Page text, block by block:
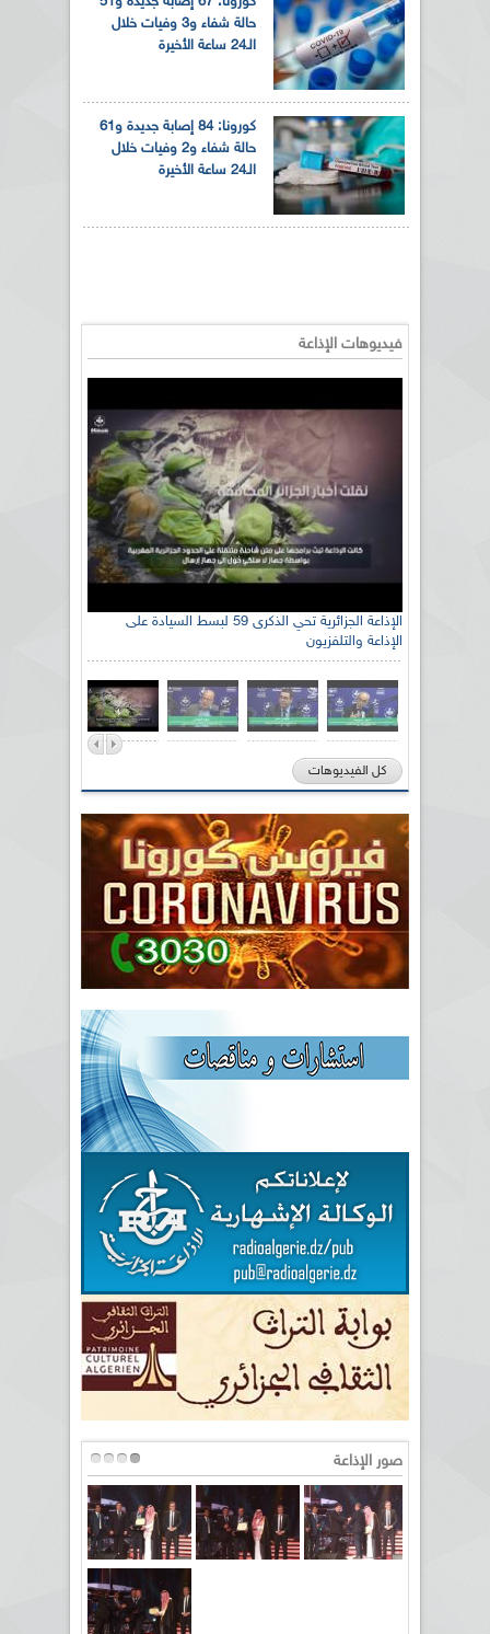
حالة شفاء و3 وفيات خلال
الـ24 ساعة الأخيرة
كورونا: 84 إصابة جديدة و61
حالة شفاء و2 وفيات خلال
الـ24 ساعة الأخيرة
فيديوهات الإذاعة
الإذاعة الجزائرية تحي الذكرى 59 لبسط السيادة على
الإذاعة والتلفزيون
كل الفيديوهات
صور الإذاعة